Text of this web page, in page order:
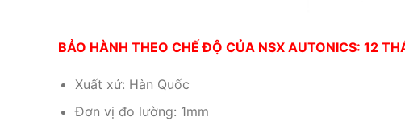
BẢO HÀNH THEO CHẾ ĐỘ CỦA NSX AUTONICS: 12
Xuất xứ: Hàn Quốc
Đơn vị đo lường: 1mm